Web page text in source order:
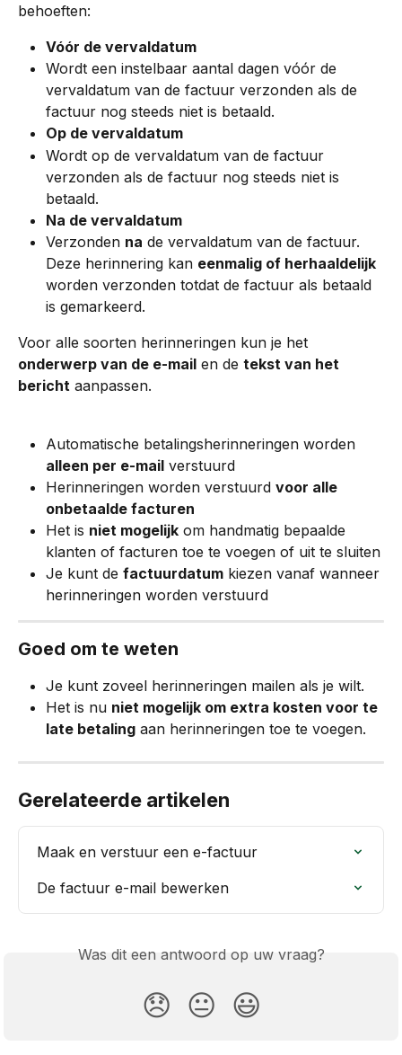
behoeften:
Vóór de vervaldatum
Wordt een instelbaar aantal dagen vóór de
vervaldatum van de factuur verzonden als de
factuur nog steeds niet is betaald.
Op de vervaldatum
Wordt op de vervaldatum van de factuur
verzonden als de factuur nog steeds niet is
betaald.
Na de vervaldatum
Verzonden na de vervaldatum van de factuur.
Deze herinnering kan eenmalig of herhaaldelijk
worden verzonden totdat de factuur als betaald
is gemarkeerd.
Voor alle soorten herinneringen kun je het
onderwerp van de e-mail en de tekst van het
bericht aanpassen.
Automatische betalingsherinneringen worden
alleen per e-mail verstuurd
Herinneringen worden verstuurd voor alle
onbetaalde facturen
Het is niet mogelijk om handmatig bepaalde
klanten of facturen toe te voegen of uit te sluiten
Je kunt de factuurdatum kiezen vanaf wanneer
herinneringen worden verstuurd
Goed om te weten
Je kunt zoveel herinneringen mailen als je wilt.
Het is nu niet mogelijk om extra kosten voor te
late betaling aan herinneringen toe te voegen.
Gerelateerde artikelen
Maak en verstuur een e-factuur
De factuur e-mail bewerken
Was dit een antwoord op uw vraag?
😞 😐 😃